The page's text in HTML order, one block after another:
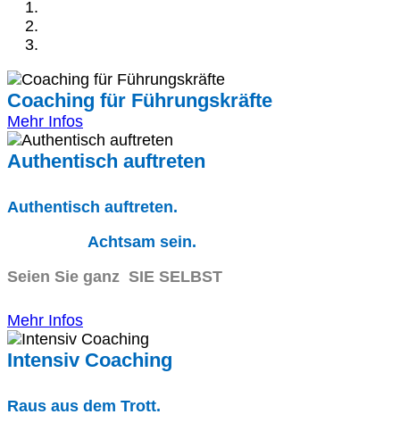
Coaching für Führungskräfte
Mehr Infos
Authentisch auftreten
Authentisch auftreten.
Achtsam sein.
Seien Sie ganz SIE SELBST
Mehr Infos
Intensiv Coaching
Raus aus dem Trott.